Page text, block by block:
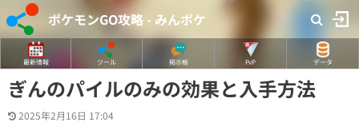
ポケモンGO攻略 - みんポケ
最新情報 ツール 掲示板 PvP データ
ぎんのパイルのみの効果と入手方法
2025年2月16日 17:04